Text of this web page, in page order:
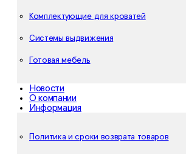
Комплектующие для кроватей
Системы выдвижения
Готовая мебель
Новости
О компании
Информация
Политика и сроки возврата товаров